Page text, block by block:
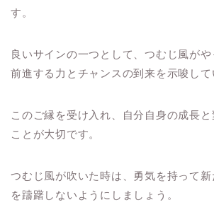
す。
良いサインの一つとして、つむじ風がや
前進する力とチャンスの到来を示唆して
このご縁を受け入れ、自分自身の成長
ことが大切です。
つむじ風が吹いた時は、勇気を持って新
を躊躇しないようにしましょう。